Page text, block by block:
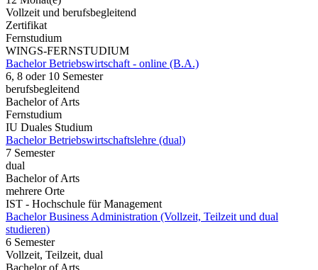
Vollzeit und berufsbegleitend
Zertifikat
Fernstudium
WINGS-FERNSTUDIUM
Bachelor Betriebswirtschaft - online (B.A.)
6, 8 oder 10 Semester
berufsbegleitend
Bachelor of Arts
Fernstudium
IU Duales Studium
Bachelor Betriebswirtschaftslehre (dual)
7 Semester
dual
Bachelor of Arts
mehrere Orte
IST - Hochschule für Management
Bachelor Business Administration (Vollzeit, Teilzeit und dual
studieren)
6 Semester
Vollzeit, Teilzeit, dual